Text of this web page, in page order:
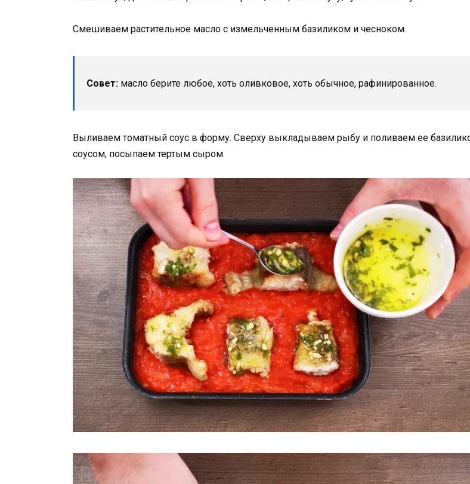
Смешиваем растительное масло с измельченным базиликом и чесноком.
Совет: масло берите любое, хоть оливковое, хоть обычное, рафинированное.
Выливаем томатный соус в форму. Сверху выкладываем рыбу и поливаем ее
соусом, посыпаем тертым сыром.